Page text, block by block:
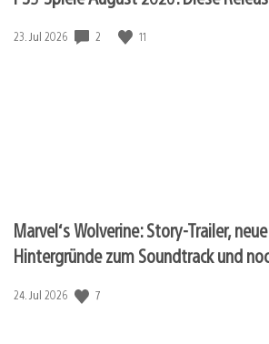
Veröffentlichungsdatum:
23. Jul 2026 2 11
Marvel‘s Wolverine: Story-Trailer,
Hintergründe zum Soundtrack und
Veröffentlichungsdatum:
24. Jul 2026 7